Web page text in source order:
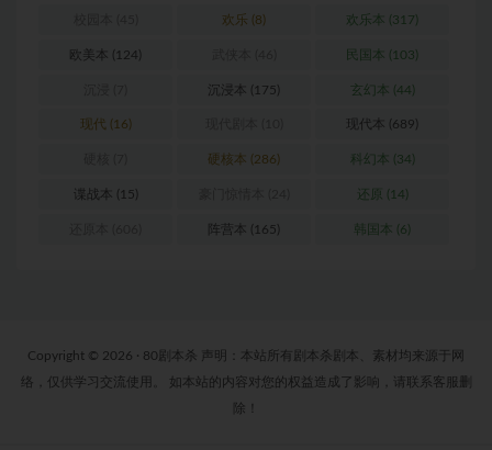
欢乐 (8) 欢乐本 (317)
欧美本 (124) 民国本 (103)
沉浸本 (175) 玄幻本 (44)
现代 (16) 现代本 (689)
硬核本 (286) 科幻本 (34)
谍战本 (15) 还原 (14)
阵营本 (165) 韩国本 (6)
Copyright © 2026 · 80剧本杀 声明：本站所有剧本杀剧本、素材均来源于网
络，仅供学习交流使用。 如本站的内容对您的权益造成了影响，请联系客服删
除！